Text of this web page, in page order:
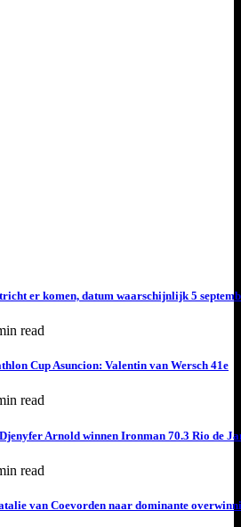
er komen, datum waarschijnlijk 5
read
Cup Asuncion: Valentin van Wersch 41e
read
Arnold winnen Ironman 70.3 Rio de
read
van Coevorden naar dominante